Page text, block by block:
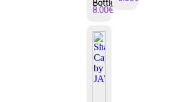
Bottle
8.00€